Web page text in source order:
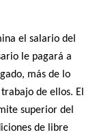
el salario del
le pagará a
más de lo
de ellos. El
superior del
de libre